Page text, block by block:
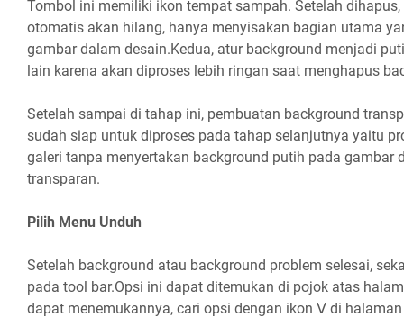
Tombol ini memiliki ikon tempat sampah. Setelah
otomatis akan hilang, hanya menyisakan bagian utama
gambar dalam desain.Kedua, atur background menjadi
lain karena akan diproses lebih ringan saat menghapus
Setelah sampai di tahap ini, pembuatan background
sudah siap untuk diproses pada tahap selanjutnya yaitu
galeri tanpa menyertakan background putih pada gambar
transparan.
Pilih Menu Unduh
Setelah background atau background problem selesai,
pada tool bar.Opsi ini dapat ditemukan di pojok atas
dapat menemukannya, cari opsi dengan ikon ᐯ di